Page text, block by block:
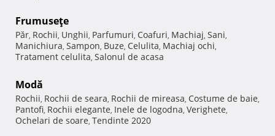
Frumuseţe
Păr, Rochii, Unghii, Parfumuri, Coafuri, Machiaj, Sani,
Manichiura, Sampon, Buze, Celulita, Machiaj ochi,
Tratament celulita, Salonul de acasa
Modă
Rochii, Rochii de seara, Rochii de mireasa, Costume de baie,
Pantofi, Rochii elegante, Inele de logodna, Verighete,
Ochelari de soare, Tendinte 2020